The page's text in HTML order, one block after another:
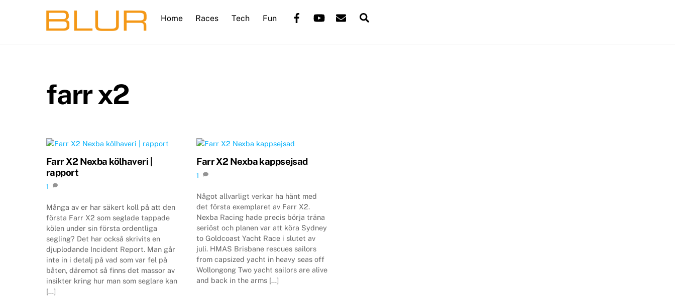
FacebookYouTubeMail
Home Races Tech Fun
farr x2
Farr X2 Nexba kölhaveri |
rapport
1
Många av er har säkert koll på att den
första Farr X2 som seglade tappade
kölen under sin första ordentliga
segling? Det har också skrivits en
djuplodande Incident Report. Man går
inte in i detalj på vad som var fel på
båten, däremot så finns det massor av
insikter kring hur man som seglare kan
[…]
Farr X2 Nexba kappsejsad
1
Något allvarligt verkar ha hänt med
det första exemplaret av Farr X2.
Nexba Racing hade precis börja träna
seriöst och planen var att köra Sydney
to Goldcoast Yacht Race i slutet av
juli. HMAS Brisbane rescues sailors
from capsized yacht in heavy seas off
Wollongong Two yacht sailors are alive
and back in the arms […]
To